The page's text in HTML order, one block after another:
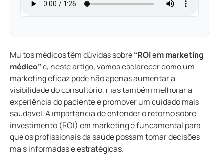
Muitos médicos têm dúvidas sobre“ROI em marketing
médico”e, neste artigo, vamos esclarecer como um
marketing eficaz pode não apenas aumentar a
visibilidade do consultório, mas também melhorar a
experiência do paciente e promover um cuidado mais
saudável. A importância de entender o retorno sobre
investimento (ROI) em marketing é fundamental para
que os profissionais da saúde possam tomar decisões
mais informadas e estratégicas.